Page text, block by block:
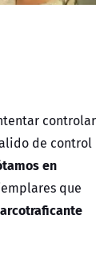
controlar
de control
en
que